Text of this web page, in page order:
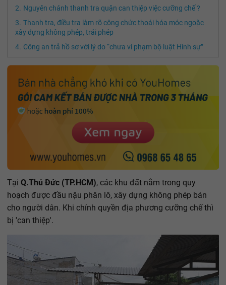
Nguyên chánh thanh tra quận can thiệp việc cưỡng chế ?
Thanh tra, điều tra làm rõ công chức thoái hóa móc ngoặc
xây dựng không phép, trái phép
Công an trả hồ sơ với lý do “chưa vi phạm bộ luật Hình sự”
Tại Q.Thủ Đức (TP.HCM), các khu đất nằm trong quy
hoạch được đầu nậu phân lô, xây dựng không phép bán
cho người dân. Khi chính quyền địa phương cưỡng chế thì
bị 'can thiệp'.